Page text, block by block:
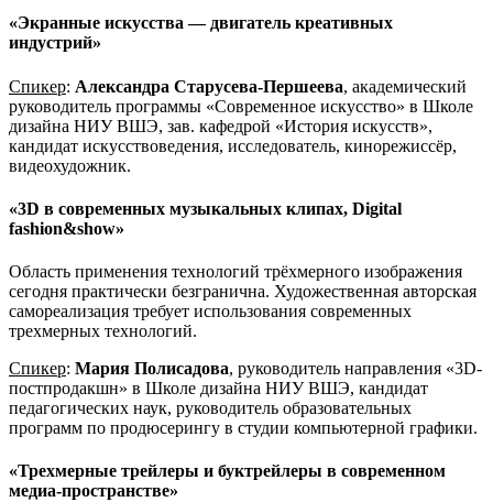
«Экранные искусства — двигатель креативных
индустрий»
Спикер: Александра Старусева-Першеева, академический
руководитель программы «Современное искусство» в Школе
дизайна НИУ ВШЭ, зав. кафедрой «История искусств»,
кандидат искусствоведения, исследователь, кинорежиссёр,
видеохудожник.
«3D в современных музыкальных клипах, Digital
fashion&show»
Область применения технологий трёхмерного изображения
сегодня практически безгранична. Художественная авторская
самореализация требует использования современных
трехмерных технологий.
Спикер: Мария Полисадова, руководитель направления «3D-
постпродакшн» в Школе дизайна НИУ ВШЭ, кандидат
педагогических наук, руководитель образовательных
программ по продюсерингу в студии компьютерной графики.
«Трехмерные трейлеры и буктрейлеры в современном
медиа-пространстве»